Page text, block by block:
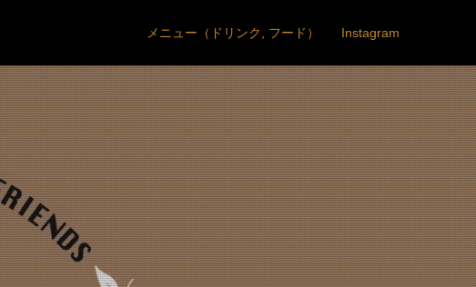
メニュー（ドリンク, フード） Instagram